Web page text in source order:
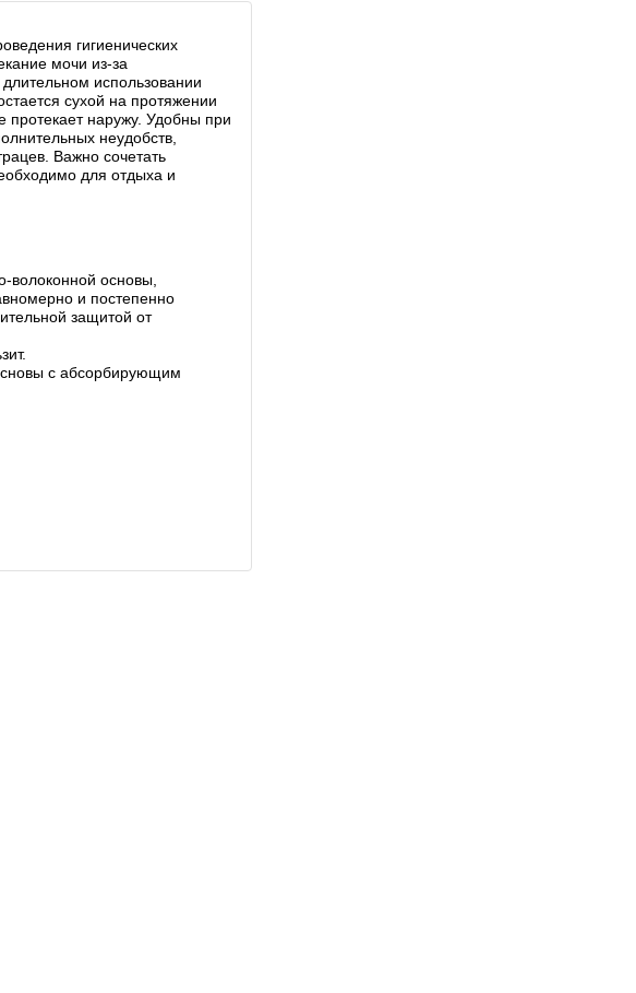
гигиенических
мочи из-за
использовании
сухой на протяжении
протекает наружу. Удобны при
неудобств,
Важно сочетать
для отдыха и
волоконной основы,
и постепенно
защитой от
с абсорбирующим